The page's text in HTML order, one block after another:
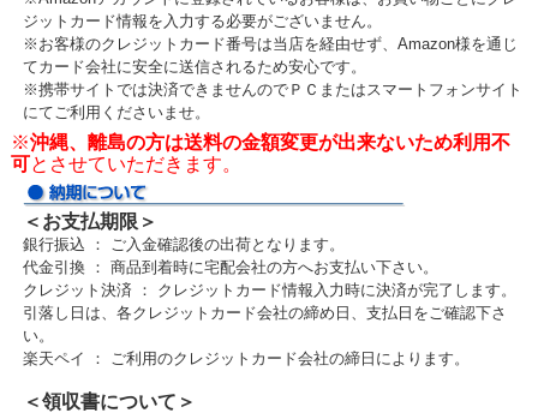
ジットカード情報を入力する必要がございません。
※お客様のクレジットカード番号は当店を経由せず、Amazon様を通じ
てカード会社に安全に送信されるため安心です。
※携帯サイトでは決済できませんのでＰＣまたはスマートフォンサイト
にてご利用くださいませ。
※沖縄、離島の方は送料の金額変更が出来ないため利用不
可とさせていただきます。
＜お支払期限＞
銀行振込 ： ご入金確認後の出荷となります。
代金引換 ： 商品到着時に宅配会社の方へお支払い下さい。
クレジット決済 ： クレジットカード情報入力時に決済が完了します。
引落し日は、各クレジットカード会社の締め日、支払日をご確認下さ
い。
楽天ペイ ： ご利用のクレジットカード会社の締日によります。
＜領収書について＞